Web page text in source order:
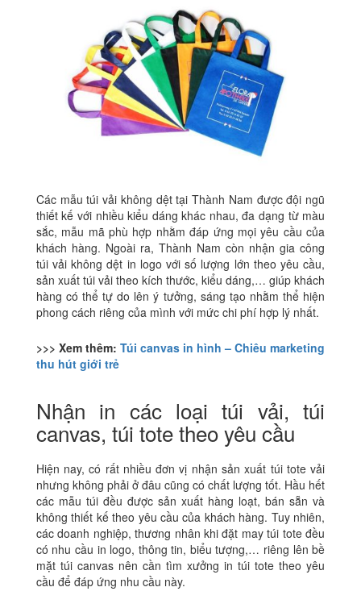
Các mẫu túi vải không dệt tại Thành Nam được đội ngũ
thiết kế với nhiều kiểu dáng khác nhau, đa dạng từ màu
sắc, mẫu mã phù hợp nhằm đáp ứng mọi yêu cầu của
khách hàng. Ngoài ra, Thành Nam còn nhận gia công
túi vải không dệt in logo với số lượng lớn theo yêu cầu,
sản xuất túi vải theo kích thước, kiểu dáng,… giúp khách
hàng có thể tự do lên ý tưởng, sáng tạo nhằm thể hiện
phong cách riêng của mình với mức chi phí hợp lý nhất.
>>> Xem thêm: Túi canvas in hình – Chiêu marketing
thu hút giới trẻ
Nhận in các loại túi vải, túi
canvas, túi tote theo yêu cầu
Hiện nay, có rất nhiều đơn vị nhận sản xuất túi tote vải
nhưng không phải ở đâu cũng có chất lượng tốt. Hầu hết
các mẫu túi đều được sản xuất hàng loạt, bán sẵn và
không thiết kế theo yêu cầu của khách hàng. Tuy nhiên,
các doanh nghiệp, thương nhân khi đặt may túi tote đều
có nhu cầu in logo, thông tin, biểu tượng,… riêng lên bề
mặt túi canvas nên cần tìm xưởng in túi tote theo yêu
cầu để đáp ứng nhu cầu này.